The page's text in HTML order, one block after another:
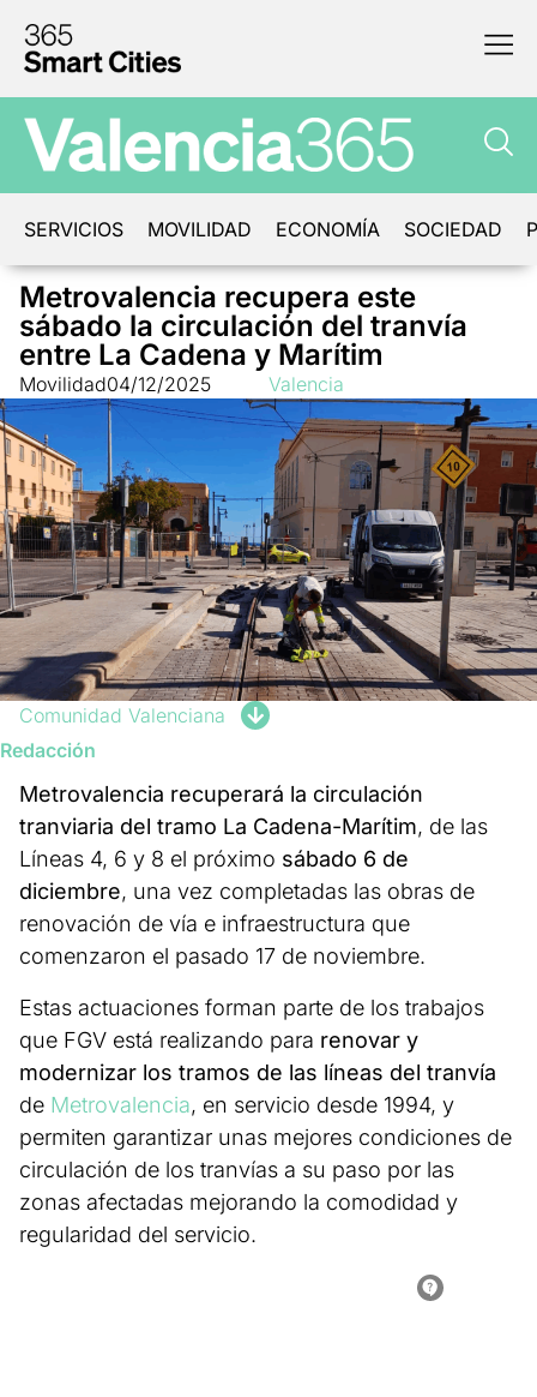
SERVICIOS MOVILIDAD ECONOMÍA SOCIEDAD
Metrovalencia recupera este
sábado la circulación del tranvía
entre La Cadena y Marítim
Movilidad04/12/2025 Valencia
Comunidad Valenciana
Redacción
Metrovalencia recuperará la circulación
tranviaria del tramo La Cadena-Marítim, de las
Líneas 4, 6 y 8 el próximo sábado 6 de
diciembre, una vez completadas las obras de
renovación de vía e infraestructura que
comenzaron el pasado 17 de noviembre.
Estas actuaciones forman parte de los trabajos
que FGV está realizando para renovar y
modernizar los tramos de las líneas del tranvía
de Metrovalencia, en servicio desde 1994, y
permiten garantizar unas mejores condiciones de
circulación de los tranvías a su paso por las
zonas afectadas mejorando la comodidad y
regularidad del servicio.